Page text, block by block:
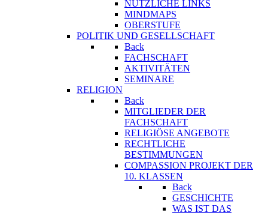
NÜTZLICHE LINKS
MINDMAPS
OBERSTUFE
POLITIK UND GESELLSCHAFT
Back
FACHSCHAFT
AKTIVITÄTEN
SEMINARE
RELIGION
Back
MITGLIEDER DER
FACHSCHAFT
RELIGIÖSE ANGEBOTE
RECHTLICHE
BESTIMMUNGEN
COMPASSION PROJEKT DER
10. KLASSEN
Back
GESCHICHTE
WAS IST DAS